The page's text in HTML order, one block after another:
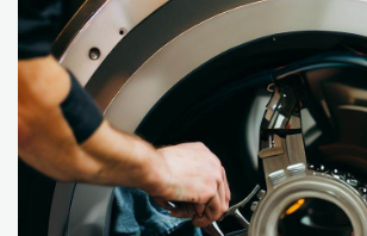
القدرة على إصلاح المشكلة، يجب
الاتصال ب sitename. الإصلاحات البسيطة التي يمكن
في حالة وجود أعطال بسيطة في
الغسالة تشمل: 1- فحص خراطيم المياه والتأكد من عدم
وجود تسربات أو تلف فيها. 2- فحص الفلاتر وتنظيفها
بانتظام. 3- فحص وتنظيف جهاز الصرف الصحي. 4- فحص
وتنظيف الأجزاء الداخلية للغسالة. 5- فحص الأسلاك
من سلامتها. وفي حالة عدم القدرة